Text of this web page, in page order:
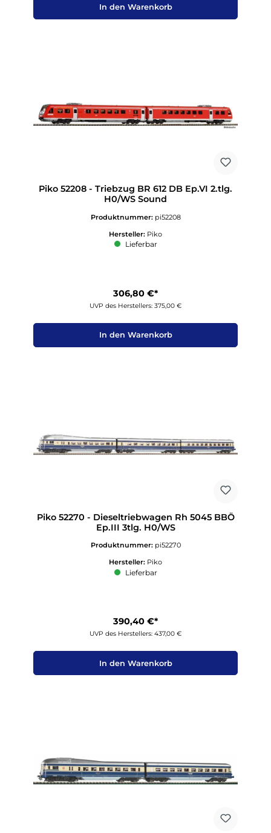
In den Warenkorb
Piko 52208 - Triebzug BR 612 DB Ep.VI 2.tlg.
H0/WS Sound
Produktnummer: pi52208
Hersteller: Piko
Lieferbar
306,80 €*
UVP des Herstellers: 375,00 €
In den Warenkorb
Piko 52270 - Dieseltriebwagen Rh 5045 BBÖ
Ep.III 3tlg. H0/WS
Produktnummer: pi52270
Hersteller: Piko
Lieferbar
390,40 €*
UVP des Herstellers: 437,00 €
In den Warenkorb